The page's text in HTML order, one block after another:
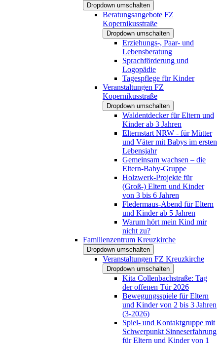
Dropdown umschalten
Beratungsangebote FZ
Kopernikusstraße
Dropdown umschalten
Erziehungs-, Paar- und
Lebensberatung
Sprachförderung und
Logopädie
Tagespflege für Kinder
Veranstaltungen FZ
Kopernikusstraße
Dropdown umschalten
Waldentdecker für Eltern und
Kinder ab 3 Jahren
Elternstart NRW - für Mütter
und Väter mit Babys im ersten
Lebensjahr
Gemeinsam wachsen – die
Eltern-Baby-Gruppe
Holzwerk-Projekte für
(Groß-) Eltern und Kinder
von 3 bis 6 Jahren
Fledermaus-Abend für Eltern
und Kinder ab 5 Jahren
Warum hört mein Kind mir
nicht zu?
Familienzentrum Kreuzkirche
Dropdown umschalten
Veranstaltungen FZ Kreuzkirche
Dropdown umschalten
Kita Collenbachstraße: Tag
der offenen Tür 2026
Bewegungsspiele für Eltern
und Kinder von 2 bis 3 Jahren
(3-2026)
Spiel- und Kontaktgruppe mit
Schwerpunkt Sinneserfahrung
für Eltern und Kinder von 1